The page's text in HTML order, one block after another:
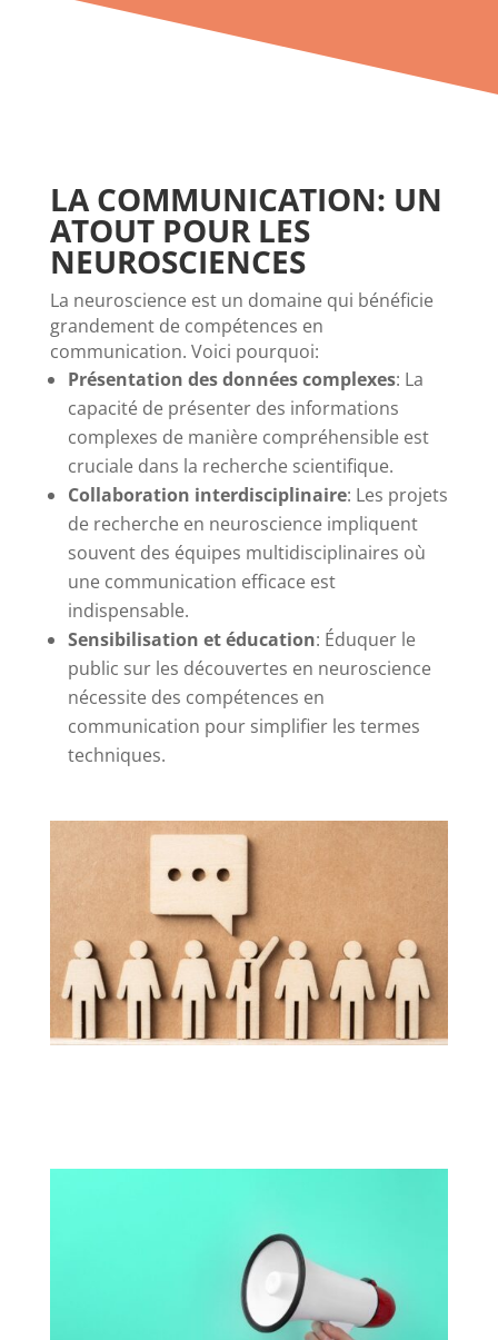
LA COMMUNICATION: UN
ATOUT POUR LES
NEUROSCIENCES
La neuroscience est un domaine qui bénéficie
grandement de compétences en
communication. Voici pourquoi:
Présentation des données complexes: La
capacité de présenter des informations
complexes de manière compréhensible est
cruciale dans la recherche scientifique.
Collaboration interdisciplinaire: Les projets
de recherche en neuroscience impliquent
souvent des équipes multidisciplinaires où
une communication efficace est
indispensable.
Sensibilisation et éducation: Éduquer le
public sur les découvertes en neuroscience
nécessite des compétences en
communication pour simplifier les termes
techniques.